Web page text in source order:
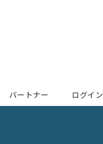
パートナー ログイン